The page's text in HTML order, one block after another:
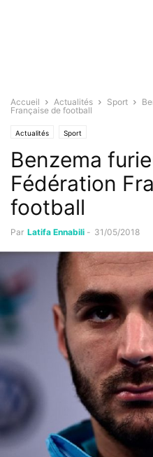
Accueil Actualités Sport
Française de football
Actualités Sport
Benzema
Fédération
football
Par Latifa Ennabili - 31/05/2018